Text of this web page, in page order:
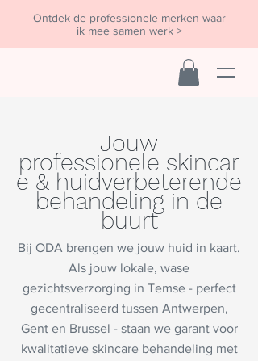
Ontdek de professionele merken waar
ik mee samen werk >
Jouw
professionele skincar
e & huidverbeterende
behandeling in de
buurt
Bij ODA brengen we jouw huid in kaart.
Als jouw lokale, wase
gezichtsverzorging in Temse - perfect
gecentraliseerd tussen Antwerpen,
Gent en Brussel - staan we garant voor
kwalitatieve skincare behandeling met